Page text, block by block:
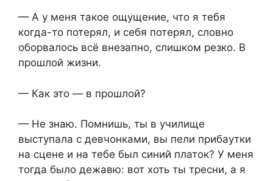
— А у меня такое ощущение, что я тебя
когда-то потерял, и себя потерял, словно
оборвалось всё внезапно, слишком резко. В
прошлой жизни.
— Как это — в прошлой?
— Не знаю. Помнишь, ты в училище
выступала с девчонками, вы пели прибаутки
на сцене и на тебе был синий платок? У меня
тогда было дежавю: вот хоть ты тресни, а я